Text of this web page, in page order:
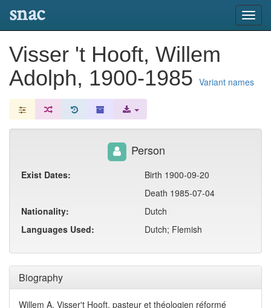
snac
Visser 't Hooft, Willem
Adolph, 1900-1985 Variant names
Biography
Willem A. Visser't Hooft, pasteur et théologien réformé
Person
Exist Dates:
Birth 1900-09-20
Death 1985-07-04
Nationality:
Dutch
Languages Used:
Dutch; Flemish